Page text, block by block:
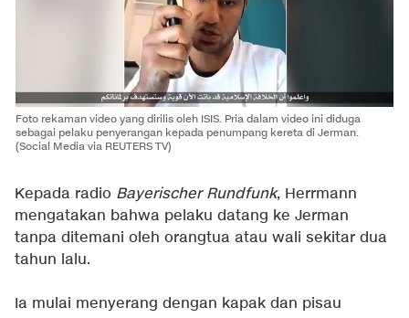
Foto rekaman video yang dirilis oleh ISIS. Pria dalam video ini diduga
sebagai pelaku penyerangan kepada penumpang kereta di Jerman.
(Social Media via REUTERS TV)
Kepada radio Bayerischer Rundfunk, Herrmann
mengatakan bahwa pelaku datang ke Jerman
tanpa ditemani oleh orangtua atau wali sekitar dua
tahun lalu.
Ia mulai menyerang dengan kapak dan pisau